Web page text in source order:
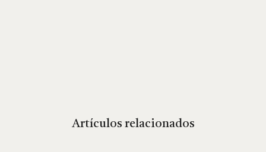
Artículos relacionados